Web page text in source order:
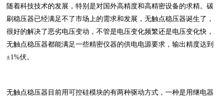
随着科技技术的发展，特别是对国外高精度和高精密设备的求精。碳
刷稳压器已经满足不了市场上的需求和发展，无触点稳压器诞生了，
很好的解决了恶劣电压变动，不管是电压变化频繁还是电压变化快，
无触点稳压器都能满足一些精密仪器的供电电源要求，输出精度达到
±1%伏。
无触点稳压器目前用可控硅模块的有两种驱动方式，一种是用继电器